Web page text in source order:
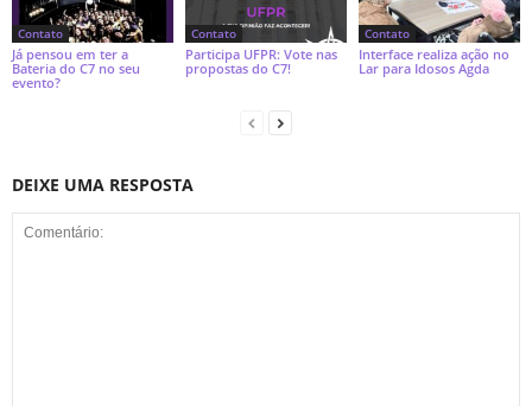
Contato
Já pensou em ter a
Bateria do C7 no seu
evento?
Contato
Participa UFPR: Vote nas
propostas do C7!
Contato
Interface realiza ação no
Lar para Idosos Agda
DEIXE UMA RESPOSTA